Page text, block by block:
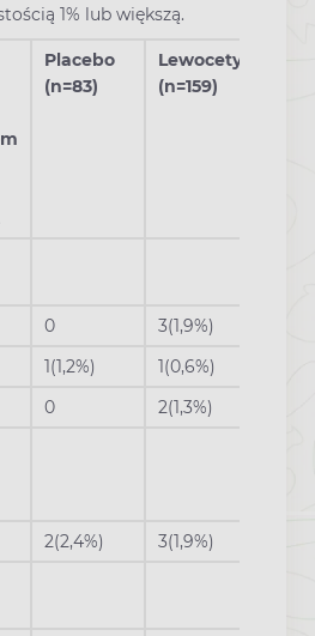
1% lub większą.
Placebo
(n=83)
Lewocetyryzyna
(n=159)
0
3(1,9%)
1(1,2%)
1(0,6%)
0
2(1,3%)
2(2,4%)
3(1,9%)